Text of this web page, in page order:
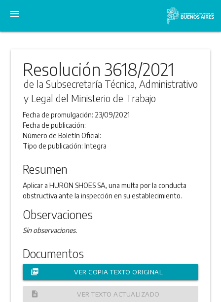
menu
Resolución 3618/2021
de la Subsecretaría Técnica, Administrativo
y Legal del Ministerio de Trabajo
Fecha de promulgación: 23/09/2021
Fecha de publicación:
Número de Boletín Oficial:
Tipo de publicación:Integra
Resumen
Aplicar a HURON SHOES SA, una multa por la conducta
obstructiva ante la inspección en su establecimiento.
Observaciones
Sin observaciones.
Documentos
picture_as_pdf VER COPIA TEXTO ORIGINAL
description VER TEXTO ACTUALIZADO